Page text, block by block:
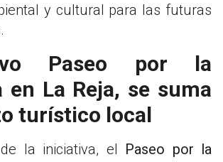
y cultural para las futuras
Paseo por la
en La Reja, se suma
turístico local
la iniciativa, el Paseo por la